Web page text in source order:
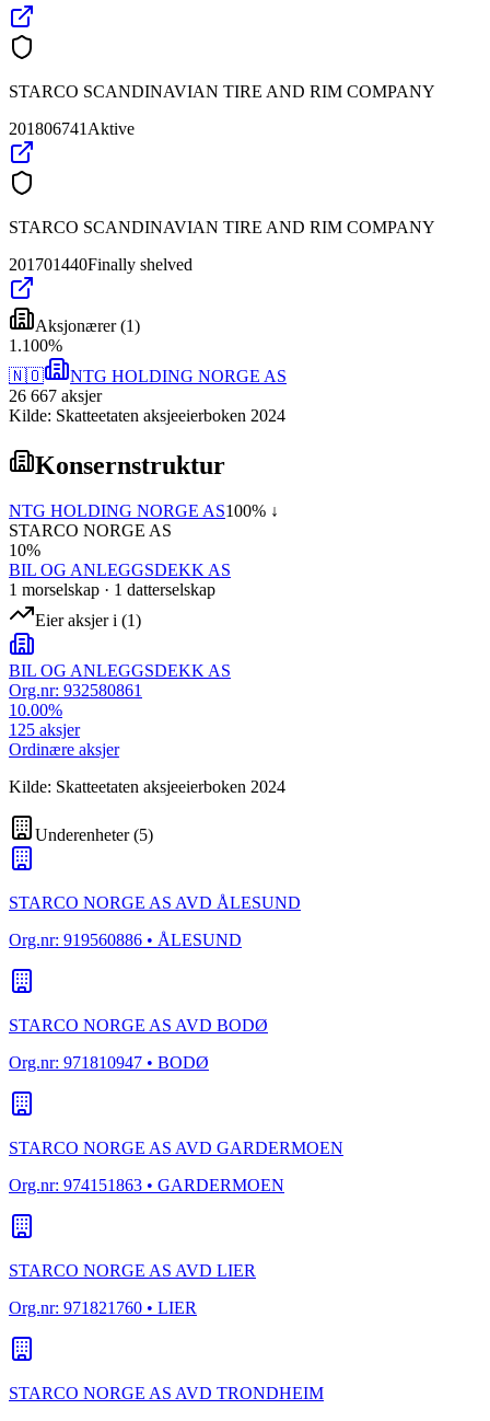
STARCO SCANDINAVIAN TIRE AND RIM COMPANY
201806741 Aktive
STARCO SCANDINAVIAN TIRE AND RIM COMPANY
201701440Finally shelved
Aksjonærer(1)
1 .100%
🇳🇴
NTG HOLDING NORGE AS
26 667 aksjer
Kilde: Skatteetaten aksjeeierboken 2024
Konsernstruktur
NTG HOLDING NORGE AS100% ↓
STARCO NORGE AS
10%
BIL OG ANLEGGSDEKK AS
1 morselskap · 1 datterselskap
Eier aksjer i (1)
BIL OG ANLEGGSDEKK AS
Org.nr: 932580861
10.00%
125 aksjer
Ordinære aksjer
Kilde: Skatteetaten aksjeeierboken 2024
Underenheter(5)
STARCO NORGE AS AVD ÅLESUND
Org.nr: 919560886 • ÅLESUND
STARCO NORGE AS AVD BODØ
Org.nr: 971810947 • BODØ
STARCO NORGE AS AVD GARDERMOEN
Org.nr: 974151863 • GARDERMOEN
STARCO NORGE AS AVD LIER
Org.nr: 971821760 • LIER
STARCO NORGE AS AVD TRONDHEIM